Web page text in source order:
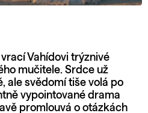
Vahídovi trýznivé
mučitele. Srdce už
ale svědomí tiše volá po
vypointované drama
promlouvá o otázkách